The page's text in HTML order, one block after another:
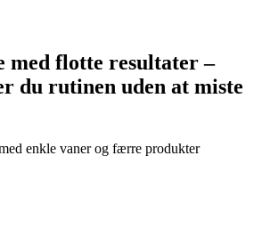
med flotte resultater –
du rutinen uden at miste
enkle vaner og færre produkter